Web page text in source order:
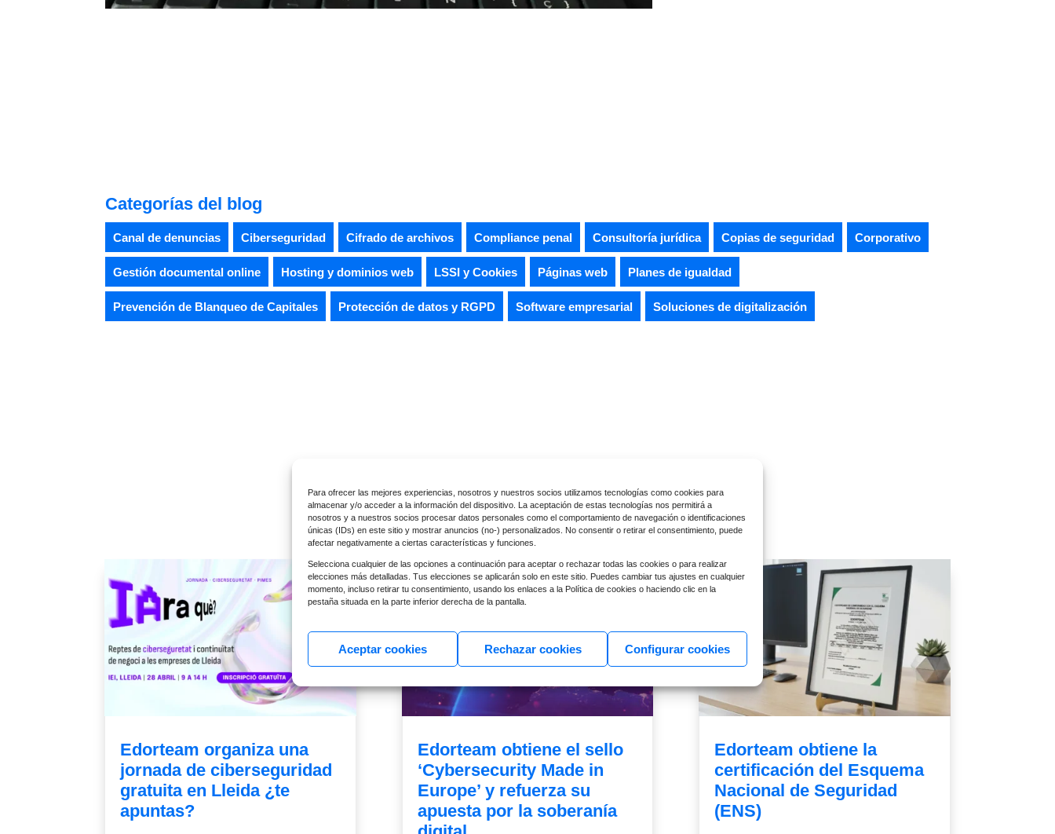
Para ofrecer las mejores experiencias, nosotros y nuestros socios utilizamos tecnologías como cookies para
almacenar y/o acceder a la información del dispositivo. La aceptación de estas tecnologías nos permitirá a
nosotros y a nuestros socios procesar datos personales como el comportamiento de navegación o identificaciones
únicas (IDs) en este sitio y mostrar anuncios (no-) personalizados. No consentir o retirar el consentimiento, puede
afectar negativamente a ciertas características y funciones.
Selecciona cualquier de las opciones a continuación para aceptar o rechazar todas las cookies o para realizar
elecciones más detalladas. Tus elecciones se aplicarán solo en este sitio. Puedes cambiar tus ajustes en cualquier
momento, incluso retirar tu consentimiento, usando los enlaces a la Política de cookies o haciendo clic en la
pestaña situada en la parte inferior derecha de la pantalla.
Aceptar cookies Rechazar cookies Configurar cookies
Categorías del blog
Canal de denuncias Ciberseguridad Cifrado de archivos Compliance penal Consultoría jurídica Copias de seguridad Corporativo
Gestión documental online Hosting y dominios web LSSI y Cookies Páginas web Planes de igualdad
Prevención de Blanqueo de Capitales Protección de datos y RGPD Software empresarial Soluciones de digitalización
Otras publicaciones relacionadas
Edorteam organiza una
jornada de ciberseguridad
gratuita en Lleida ¿te
apuntas?
Edorteam obtiene el sello
‘Cybersecurity Made in
Europe’ y refuerza su
apuesta por la soberanía
Edorteam obtiene la
certificación del Esquema
Nacional de Seguridad
(ENS)